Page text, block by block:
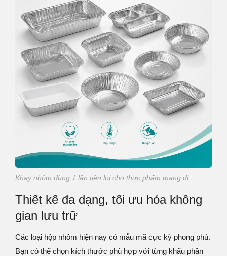
Khay nhôm dùng 1 lần tiện lợi cho thực phẩm mang đi.
Thiết kế đa dạng, tối ưu hóa không
gian lưu trữ
Các loại hộp nhôm hiện nay có mẫu mã cực kỳ phong phú.
Bạn có thể chọn kích thước phù hợp với từng khẩu phần